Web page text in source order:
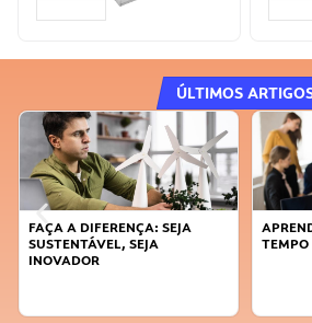
ÚLTIMOS
FAÇA A DIFERENÇA: SEJA
SUSTENTÁVEL, SEJA
INOVADOR
TEMPO